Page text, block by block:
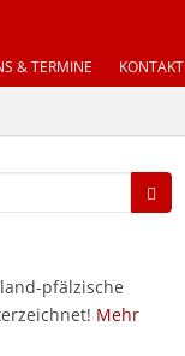
& TERMINE KONTAKT
pfälzische
Mehr